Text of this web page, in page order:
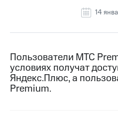
номер
в МТС
Тарифы
приложение
Мой
МТС
Акции
14
Пользователи МТС
условиях получат
Яндекс.Плюс, а
Premium.